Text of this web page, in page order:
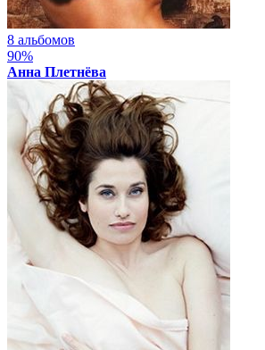
8 альбомов
90%
Анна Плетнёва